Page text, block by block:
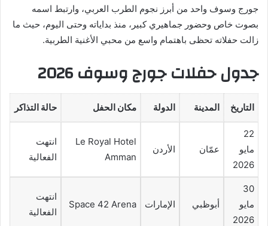
جورج وسوف واحد من أبرز نجوم الطرب العربي، وارتبط اسمه
بصوت خاص وحضور جماهيري كبير، منذ بداياته وحتى اليوم، حيث ما
زالت حفلاته تحظى باهتمام واسع من محبي الأغنية الطربية.
جدول حفلات جورج وسوف 2026
التاريخ المدينة الدولة مكان الحفل حالة التذاكر
22
مايو
2026
عمّان الأردن
Le Royal Hotel
Amman
انتهت
الفعالية
30
مايو
2026
أبوظبي الإمارات Space 42 Arena
انتهت
الفعالية